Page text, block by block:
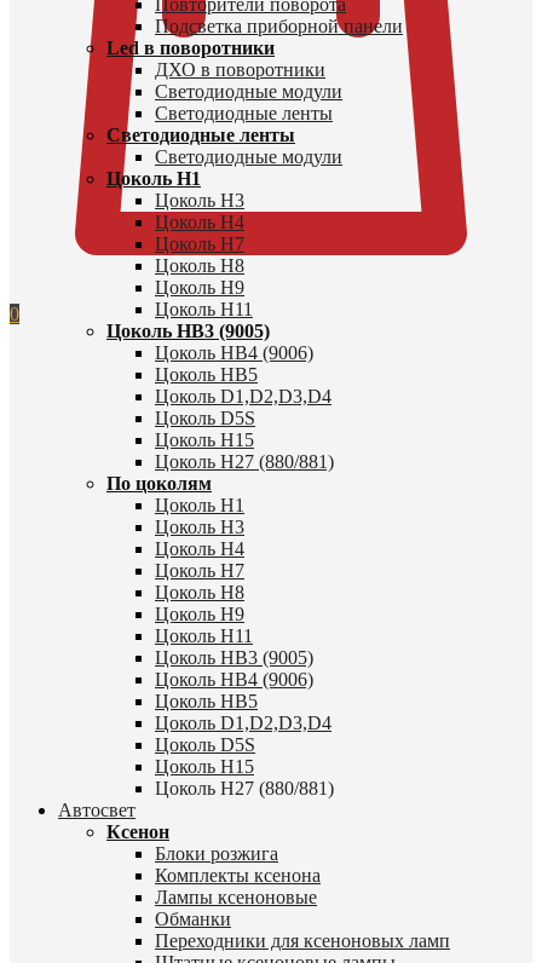
0
Повторители поворота
Подсветка приборной панели
Led в поворотники
ДХО в поворотники
Светодиодные модули
Светодиодные ленты
Светодиодные ленты
Светодиодные модули
Цоколь H1
Цоколь H3
Цоколь H4
Цоколь H7
Цоколь H8
Цоколь H9
Цоколь H11
Цоколь HB3 (9005)
Цоколь HB4 (9006)
Цоколь HB5
Цоколь D1,D2,D3,D4
Цоколь D5S
Цоколь H15
Цоколь H27 (880/881)
По цоколям
Цоколь H1
Цоколь H3
Цоколь H4
Цоколь H7
Цоколь H8
Цоколь H9
Цоколь H11
Цоколь HB3 (9005)
Цоколь HB4 (9006)
Цоколь HB5
Цоколь D1,D2,D3,D4
Цоколь D5S
Цоколь H15
Цоколь H27 (880/881)
Автосвет
Ксенон
Блоки розжига
Комплекты ксенона
Лампы ксеноновые
Обманки
Переходники для ксеноновых ламп